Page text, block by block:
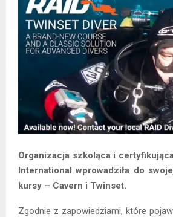
Organizacja szkoląca i
International wprowadziła do
kursy – Cavern i Twinset.
Zgodnie z zapowiedziami, które